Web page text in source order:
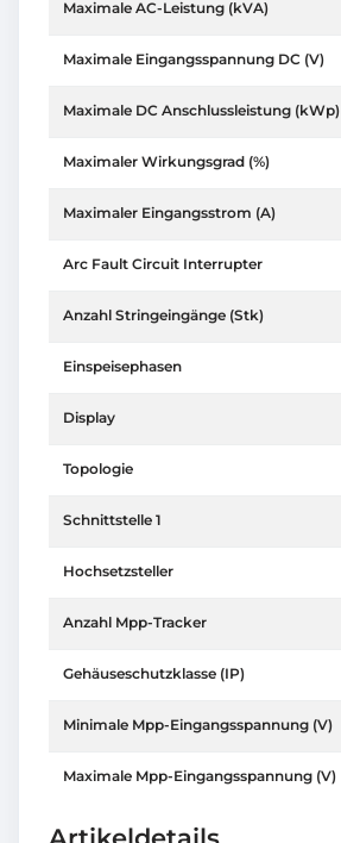
Maximale AC-Leistung (kVA)
Maximale Eingangsspannung DC (V)
Maximale DC Anschlussleistung (kWp)
Maximaler Wirkungsgrad (%)
Maximaler Eingangsstrom (A)
Arc Fault Circuit Interrupter
Anzahl Stringeingänge (Stk)
Einspeisephasen
Display
Topologie
Schnittstelle 1
Hochsetzsteller
Anzahl Mpp-Tracker
Gehäuseschutzklasse (IP)
Minimale Mpp-Eingangsspannung (V)
Maximale Mpp-Eingangsspannung (V)
Artikeldetails